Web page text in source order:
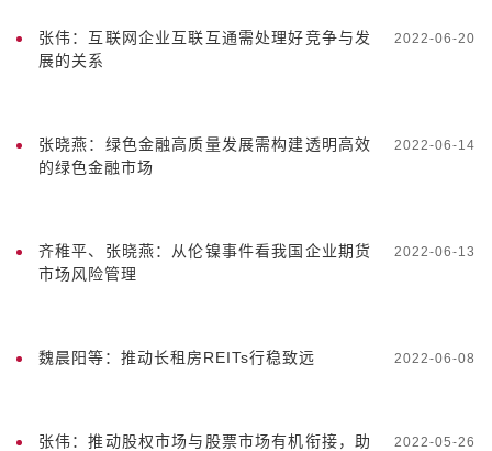
张伟：互联网企业互联互通需处理好竞争与发
展的关系
2022-06-20
张晓燕：绿色金融高质量发展需构建透明高效
的绿色金融市场
2022-06-14
齐稚平、张晓燕：从伦镍事件看我国企业期货
市场风险管理
2022-06-13
魏晨阳等：推动长租房REITs行稳致远 2022-06-08
张伟：推动股权市场与股票市场有机衔接，助
2022-05-26